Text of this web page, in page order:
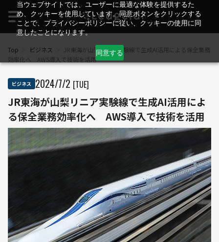
当ウェブサイトでは、ユーザーに最適な体験を提供するた
め、クッキーを使用しています。同意ボタンをクリックする
ことで、プライバシーポリシーに従い、クッキーの使用に同
意したことになります。
同意する
Top ビジネス
JR東海が山梨リニア実験線で生成AI活用による保全業務
効率化へ AWS導入で技術を活用
ビジネス 2024/7/2 [TUE]
JR東海が山梨リニア実験線で生成AI活用によ
る保全業務効率化へ AWS導入で技術を活用